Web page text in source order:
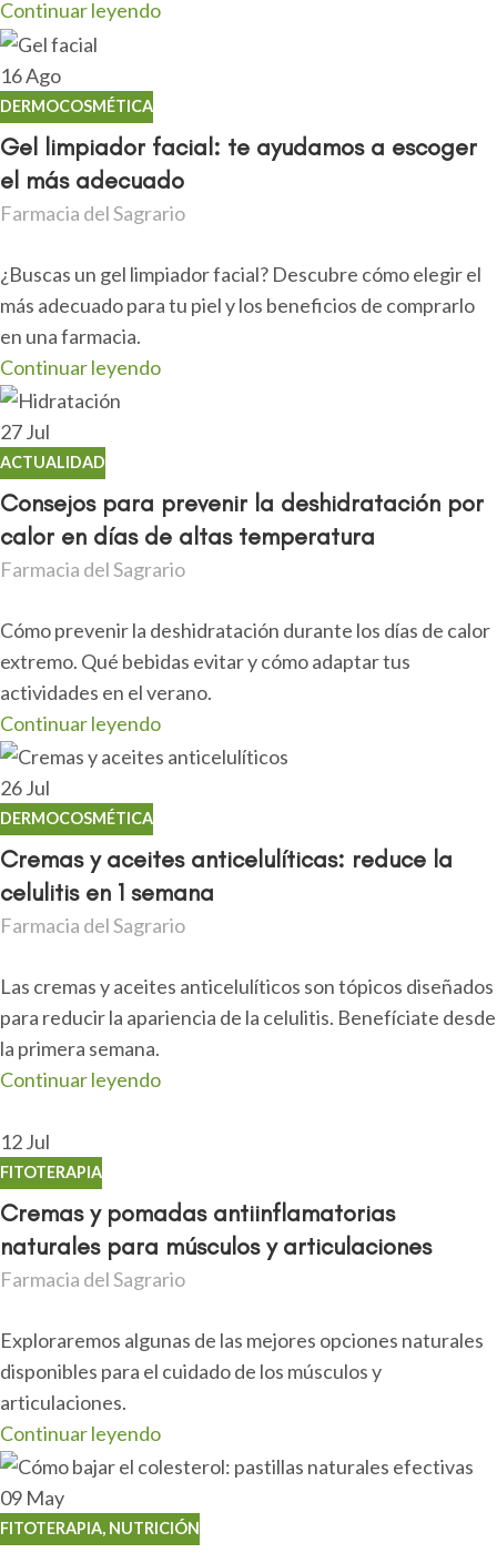
Continuar leyendo
16Ago
DERMOCOSMÉTICA
Gel limpiador facial: te ayudamos a escoger
el más adecuado
Farmacia del Sagrario
¿Buscas un gel limpiador facial? Descubre cómo elegir el
más adecuado para tu piel y los beneficios de comprarlo
en una farmacia.
Continuar leyendo
27Jul
ACTUALIDAD
Consejos para prevenir la deshidratación por
calor en días de altas temperatura
Farmacia del Sagrario
Cómo prevenir la deshidratación durante los días de calor
extremo. Qué bebidas evitar y cómo adaptar tus
actividades en el verano.
Continuar leyendo
26Jul
DERMOCOSMÉTICA
Cremas y aceites anticelulíticas: reduce la
celulitis en 1 semana
Farmacia del Sagrario
Las cremas y aceites anticelulíticos son tópicos diseñados
para reducir la apariencia de la celulitis. Benefíciate desde
la primera semana.
Continuar leyendo
12Jul
FITOTERAPIA
Cremas y pomadas antiinflamatorias
naturales para músculos y articulaciones
Farmacia del Sagrario
Exploraremos algunas de las mejores opciones naturales
disponibles para el cuidado de los músculos y
articulaciones.
Continuar leyendo
09 May
FITOTERAPIA, NUTRICIÓN